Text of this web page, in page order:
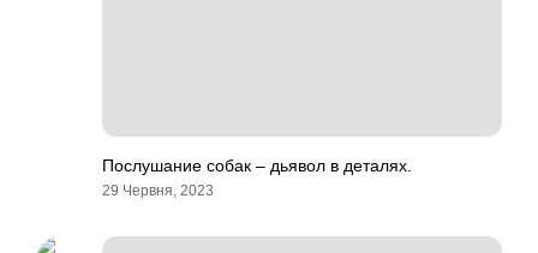
Послушание собак – дьявол в деталях.
29 Червня, 2023